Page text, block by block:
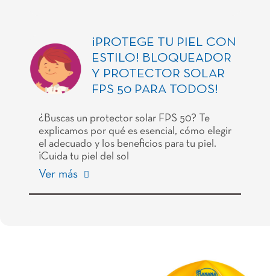
¡PROTEGE TU PIEL CON
ESTILO! BLOQUEADOR
Y PROTECTOR SOLAR
FPS 50 PARA TODOS!
¿Buscas un protector solar FPS 50? Te
explicamos por qué es esencial, cómo elegir
el adecuado y los beneficios para tu piel.
¡Cuida tu piel del sol
Ver más